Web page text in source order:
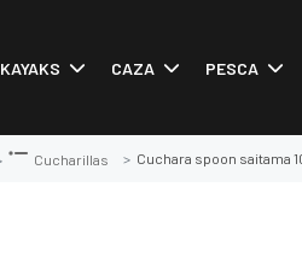
KAYAKS CAZA PESCA
Cucharillas Cuchara spoon saitama